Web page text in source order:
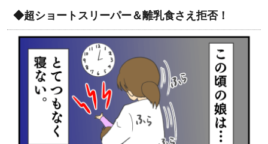
◆超ショートスリーパー＆離乳食さえ拒否！